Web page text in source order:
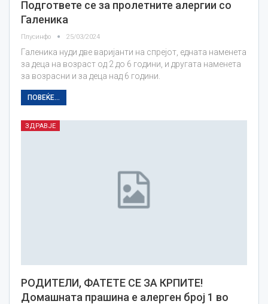
Подгответе се за пролетните алергии со
Галеника
Плусинфо 25/03/2024
Галеника нуди две варијанти на спрејот, едната наменета
за деца на возраст од 2 до 6 години, и другата наменета
за возрасни и за деца над 6 години.
ПОВЕЌЕ...
ЗДРАВЈЕ
РОДИТЕЛИ, ФАТЕТЕ СЕ ЗА КРПИТЕ!
Домашната прашина е алерген број 1 во